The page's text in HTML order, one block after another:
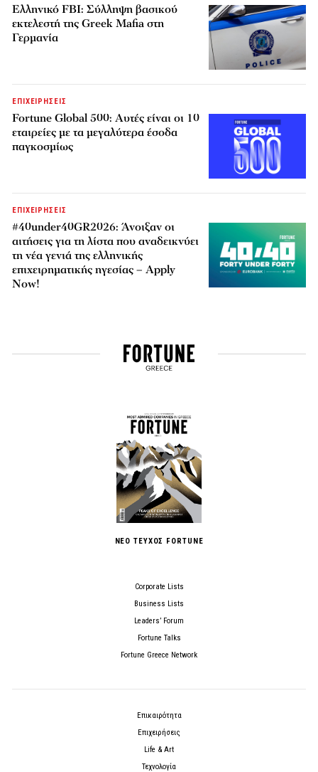
Ελληνικό FBI: Σύλληψη βασικού
εκτελεστή της Greek Mafia στη
Γερμανία
ΕΠΙΧΕΙΡΗΣΕΙΣ
Fortune Global 500: Αυτές είναι οι 10
εταιρείες με τα μεγαλύτερα έσοδα
παγκοσμίως
ΕΠΙΧΕΙΡΗΣΕΙΣ
#40under40GR2026: Άνοιξαν οι
αιτήσεις για τη λίστα που αναδεικνύει
τη νέα γενιά της ελληνικής
επιχειρηματικής ηγεσίας – Apply
Now!
ΝΕΟ ΤΕΥΧΟΣ FORTUNE
Corporate Lists
Business Lists
Leaders’ Forum
Fortune Talks
Fortune Greece Network
Επικαιρότητα
Επιχειρήσεις
Life & Art
Τεχνολογία